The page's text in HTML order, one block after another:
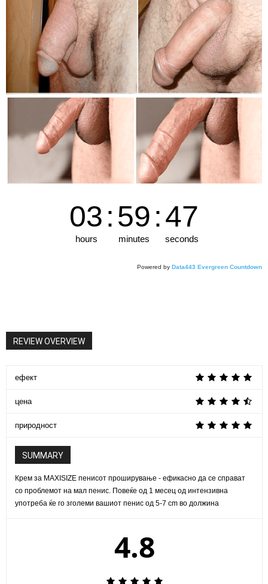
03
hours
:59
minutes
:46
seconds
Powered by Data443 Evergreen Countdown
REVIEW OVERVIEW
ефект
цена
природност
SUMMARY
Крем за MAXISIZE пенисот проширување - ефикасно да се справат
со проблемот на мал пенис. Повеќе од 1 месец од интензивна
употреба ќе го зголеми вашиот пенис од 5-7 cm во должина
4.8